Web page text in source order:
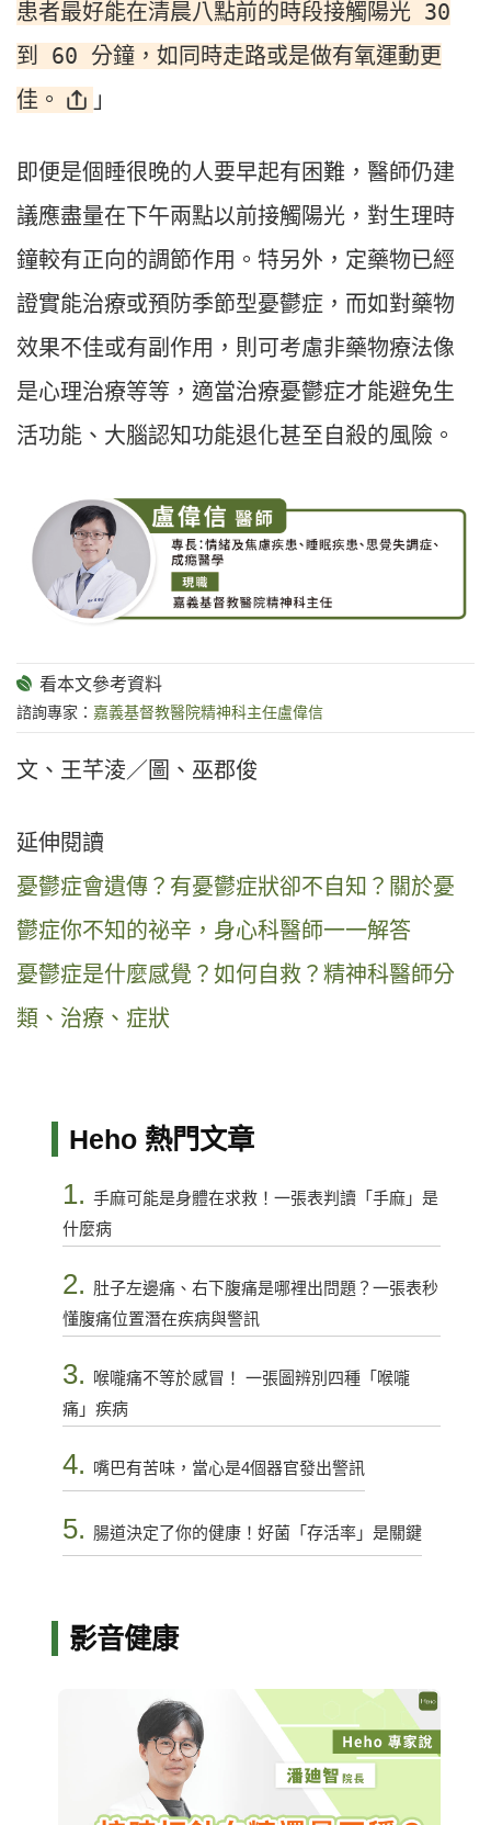
患者最好能在清晨八點前的時段接觸陽光 30
到 60 分鐘，如同時走路或是做有氧運動更
佳。
」
即便是個睡很晚的人要早起有困難，醫師仍建
議應盡量在下午兩點以前接觸陽光，對生理時
鐘較有正向的調節作用。特另外，定藥物已經
證實能治療或預防季節型憂鬱症，而如對藥物
效果不佳或有副作用，則可考慮非藥物療法像
是心理治療等等，適當治療憂鬱症才能避免生
活功能、大腦認知功能退化甚至自殺的風險。
諮詢專家： 嘉義基督教醫院精神科主任盧偉信
文、王芊淩／圖、巫郡俊
延伸閱讀
憂鬱症會遺傳？有憂鬱症狀卻不自知？關於憂
鬱症你不知的祕辛，身心科醫師一一解答
憂鬱症是什麼感覺？如何自救？精神科醫師分
類、治療、症狀
Heho 熱門文章
1. 手麻可能是身體在求救！一張表判讀「手麻」是
什麼病
2. 肚子左邊痛、右下腹痛是哪裡出問題？一張表秒
懂腹痛位置潛在疾病與警訊
3.
喉嚨痛不等於感冒！ 一張圖辨別四種「喉嚨
痛」疾病
4. 嘴巴有苦味，當心是4個器官發出警訊
5. 腸道決定了你的健康！好菌「存活率」是關鍵
影音健康